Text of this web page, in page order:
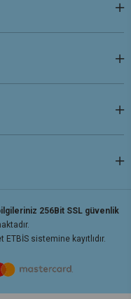
256Bit SSL güvenlik
sistemine kayıtlıdır.